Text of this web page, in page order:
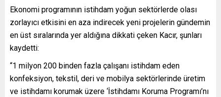
Ekonomi programının istihdam yoğun sektörlerde olası
zorlayıcı etkisini en aza indirecek yeni projelerin gündemin
en üst sıralarında yer aldığına dikkati çeken Kacır, şunları
kaydetti:
“1 milyon 200 binden fazla çalışanı istihdam eden
konfeksiyon, tekstil, deri ve mobilya sektörlerinde üretim
ve istihdamı korumak üzere ‘İstihdamı Koruma Programı’nı